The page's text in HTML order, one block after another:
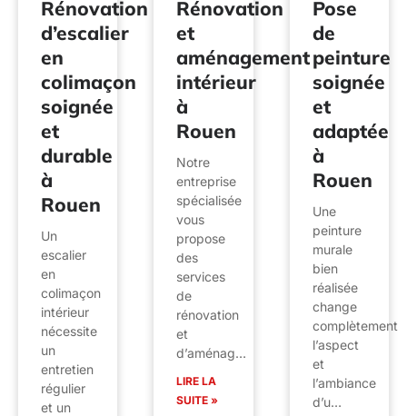
Rénovation
d’escalier
en
colimaçon
soignée
et
durable
à
Rouen
Un
escalier
en
colimaçon
intérieur
nécessite
un
entretien
régulier
et un
Rénovation
et
aménagement
intérieur
à
Rouen
Notre
entreprise
spécialisée
vous
propose
des
services
de
rénovation
et
d’aménag…
LIRE LA
SUITE »
Pose
de
peinture
soignée
et
adaptée
à
Rouen
Une
peinture
murale
bien
réalisée
change
complètement
l’aspect
et
l’ambiance
d’u…